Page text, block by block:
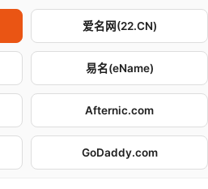
爱名网(22.CN)
易名(eName)
Afternic.com
GoDaddy.com